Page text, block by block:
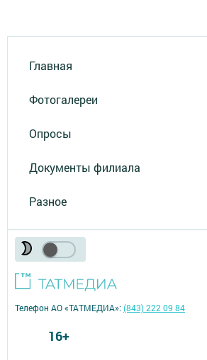
Главная
Фотогалереи
Опросы
Документы филиала
Разное
Телефон АО «ТАТМЕДИА»:(843) 222 09 84
16+